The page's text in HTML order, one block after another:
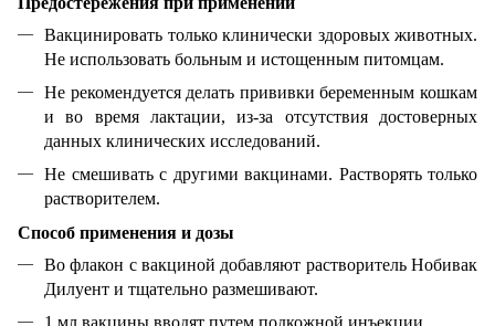
Вакцинировать только клинически здоровых животных.
Не использовать больным и истощенным питомцам.
Не рекомендуется делать прививки беременным кошкам
и во время лактации, из-за отсутствия достоверных
данных клинических исследований.
Не смешивать с другими вакцинами. Растворять только
растворителем.
Способ применения и дозы
Во флакон с вакциной добавляют растворитель Нобивак
Дилуент и тщательно размешивают.
1 мл вакцины вводят путем подкожной инъекции.